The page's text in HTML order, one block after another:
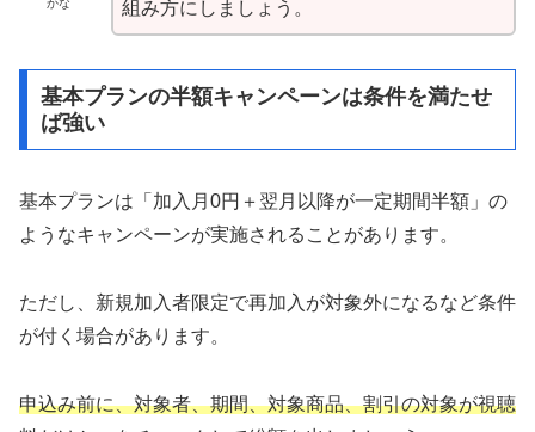
かな
組み方にしましょう。
基本プランの半額キャンペーンは条件を満たせ
ば強い
基本プランは「加入月0円＋翌月以降が一定期間半額」の
ようなキャンペーンが実施されることがあります。
ただし、新規加入者限定で再加入が対象外になるなど条件
が付く場合があります。
申込み前に、対象者、期間、対象商品、割引の対象が視聴